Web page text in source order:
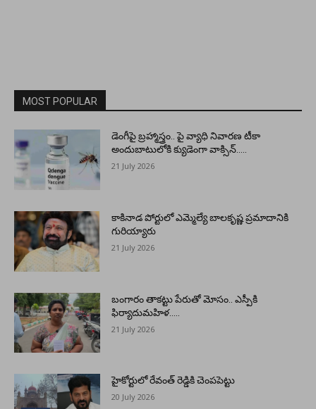
MOST POPULAR
డెంగీపై బ్రహ్మాస్త్రం.. పై వ్యాధి నివారణ టీకా
అందుబాటులోకి క్యుడెంగా వాక్సిన్…..
21 July 2026
కాకినాడ పోర్టులో ఎమ్మెల్యే బాలకృష్ణ ప్రమాదానికి
గురియ్యారు
21 July 2026
బంగారం తాకట్టు పేరుతో మోసం.. ఎస్పీకి
ఫిర్యాదుమహిళ…..
21 July 2026
హైకోర్టులో రేవంత్ రెడ్డికి చెంపపెట్టు
20 July 2026